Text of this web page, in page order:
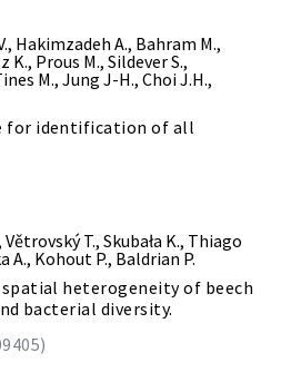
Hakimzadeh A., Bahram M.,
K., Prous M., Sildever S.,
M., Jung J-H., Choi J.H.,
for identification of all
T., Skubała K., Thiago
A., Kohout P., Baldrian P.
heterogeneity of beech
bacterial diversity.